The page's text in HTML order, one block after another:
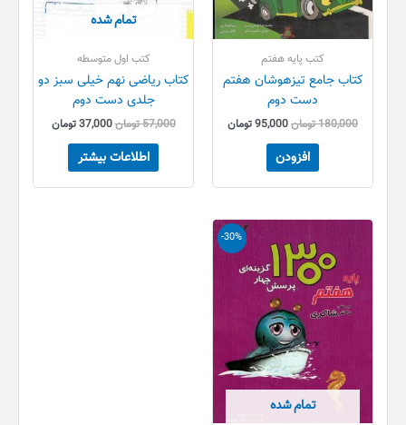
کتب پایه هفتم
کتاب جامع تیزهوشان هفتم
دست دوم
180,000تومان95,000تومان
افزودن
تمام شده
کتب اول متوسطه
کتاب ریاضی نهم خیلی سبز دو
جلدی دست دوم
57,000تومان37,000تومان
اطلاعات بیشتر
-30%
تمام شده
قیمت
اصلی
20,000 تومان
بود.
قیمت
فعلی